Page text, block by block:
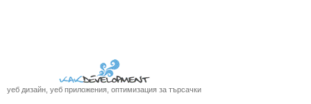
уеб дизайн, уеб приложения, оптимизация за търсачки